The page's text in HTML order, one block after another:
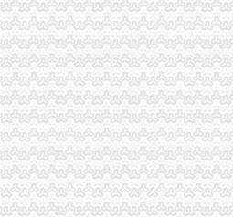
9位QQ号免费注册-教育-高清-爱奇艺
股票软件商城_做好的股票查询、分析、交
城免费注册公司|高新区代理记账|红岛公司
免费注册咨询,代办绍兴地区公司注册、免
工商注册,免费注册,**的服务,3天拿证-义乌
免费注册_购物指南_手机中国
免费注册公司价格
如何获得友益文书软件免费注册
免费注册_商国互联网
纳米盒小学教育怎么免费注册纳米盒英语
北京商标注册查询免费_商标注册流程及费